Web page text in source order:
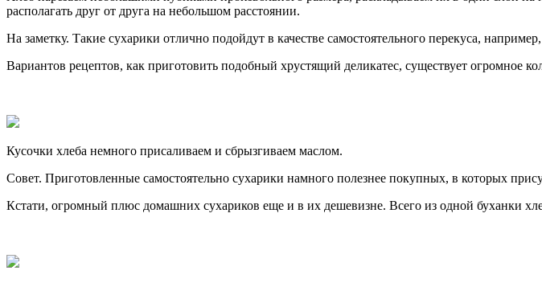
располагать друг от друга на небольшом расстоянии.
На заметку. Такие сухарики отлично подойдут в качестве самостоятельного перекуса,
Вариантов рецептов, как приготовить подобный хрустящий деликатес, существует огромное
Кусочки хлеба немного присаливаем и сбрызгиваем маслом.
Совет. Приготовленные самостоятельно сухарики намного полезнее покупных, в которых
Кстати, огромный плюс домашних сухариков еще и в их дешевизне. Всего из одной буханки